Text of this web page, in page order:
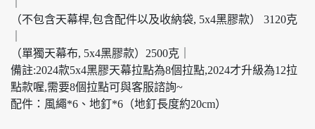
（不包含天幕桿,包含配件以及收納袋, 5x4黑膠款） 3120克
（單獨天幕布, 5x4黑膠款）2500克｜
備註:2024款5x4黑膠天幕拉點為8個拉點,2024才升級為12拉
點款喔,需要8個拉點可與客服諮詢~
配件：風繩*6、地釘*6（地釘長度約20cm）